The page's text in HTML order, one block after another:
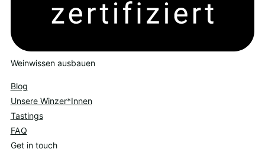
Weinwissen ausbauen
Blog
Unsere Winzer*Innen
Tastings
FAQ
Get in touch